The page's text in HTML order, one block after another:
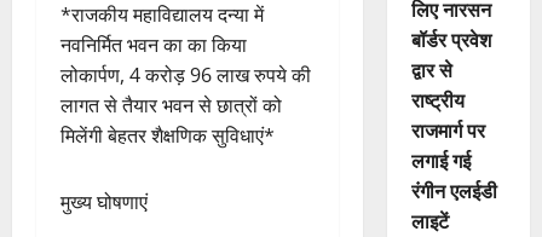
*राजकीय महाविद्यालय दन्या में
नवनिर्मित भवन का का किया
लोकार्पण, 4 करोड़ 96 लाख रुपये की
लागत से तैयार भवन से छात्रों को
मिलेंगी बेहतर शैक्षणिक सुविधाएं*
मुख्य घोषणाएं
लिए नारसन
बॉर्डर प्रवेश
द्वार से
राष्ट्रीय
राजमार्ग पर
लगाई गई
रंगीन एलईडी
लाइटें